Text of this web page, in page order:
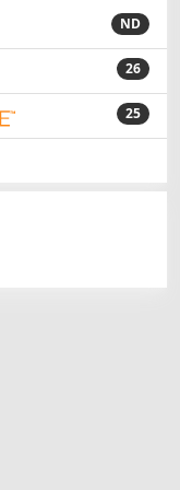
ND
26
25